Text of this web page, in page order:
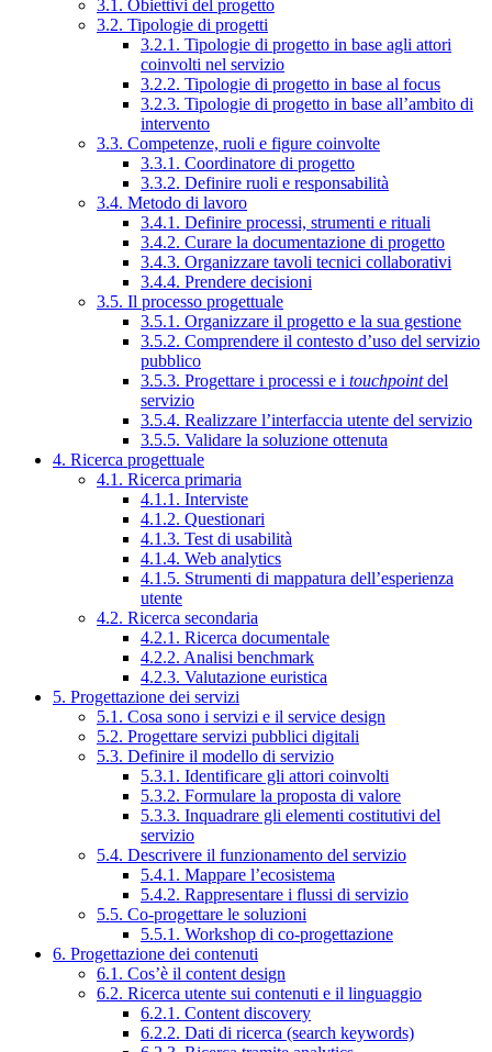
3.1. Obiettivi del progetto
3.2. Tipologie di progetti
3.2.1. Tipologie di progetto in base agli attori
coinvolti nel servizio
3.2.2. Tipologie di progetto in base al focus
3.2.3. Tipologie di progetto in base all’ambito di
intervento
3.3. Competenze, ruoli e figure coinvolte
3.3.1. Coordinatore di progetto
3.3.2. Definire ruoli e responsabilità
3.4. Metodo di lavoro
3.4.1. Definire processi, strumenti e rituali
3.4.2. Curare la documentazione di progetto
3.4.3. Organizzare tavoli tecnici collaborativi
3.4.4. Prendere decisioni
3.5. Il processo progettuale
3.5.1. Organizzare il progetto e la sua gestione
3.5.2. Comprendere il contesto d’uso del servizio
pubblico
3.5.3. Progettare i processi e i touchpointdel
servizio
3.5.4. Realizzare l’interfaccia utente del servizio
3.5.5. Validare la soluzione ottenuta
4. Ricerca progettuale
4.1. Ricerca primaria
4.1.1. Interviste
4.1.2. Questionari
4.1.3. Test di usabilità
4.1.4. Web analytics
4.1.5. Strumenti di mappatura dell’esperienza
utente
4.2. Ricerca secondaria
4.2.1. Ricerca documentale
4.2.2. Analisi benchmark
4.2.3. Valutazione euristica
5. Progettazione dei servizi
5.1. Cosa sono i servizi e il service design
5.2. Progettare servizi pubblici digitali
5.3. Definire il modello di servizio
5.3.1. Identificare gli attori coinvolti
5.3.2. Formulare la proposta di valore
5.3.3. Inquadrare gli elementi costitutivi del
servizio
5.4. Descrivere il funzionamento del servizio
5.4.1. Mappare l’ecosistema
5.4.2. Rappresentare i flussi di servizio
5.5. Co-progettare le soluzioni
5.5.1. Workshop di co-progettazione
6. Progettazione dei contenuti
6.1. Cos’è il content design
6.2. Ricerca utente sui contenuti e il linguaggio
6.2.1. Content discovery
6.2.2. Dati di ricerca (search keywords)